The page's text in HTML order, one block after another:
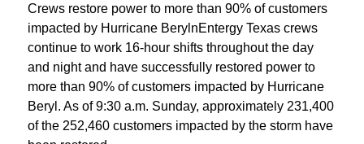
Crews restore power to more than 90% of customers
impacted by Hurricane BerylnEntergy Texas crews
continue to work 16-hour shifts throughout the day
and night and have successfully restored power to
more than 90% of customers impacted by Hurricane
Beryl. As of 9:30 a.m. Sunday, approximately 231,400
of the 252,460 customers impacted by the storm have